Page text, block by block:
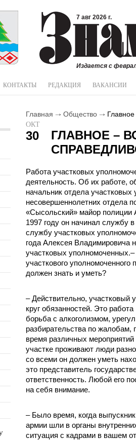
7 авг 2026 г.
Издается с
КОНТАКТЫ РЕДАКЦИЯ ВАКАНСИИ
Главная Общество
ОКТ
30
ГЛАВНОЕ –
Работа участковых
деятельность. Об их работе,
начальник отдела
несовершеннолетних
«Сысольский» майор
1997 году он начинал службу
службу участковых
года Алексея Владимировича
участковых
участкового уполномоченного
должен знать и уметь?
– Действительно, участковый
круг обязанностей. Это
борьба с алкоголизмом,
разбирательства по жалобам,
время различных
участке проживают люди
со всеми он должен уметь
это представитель
ответственность. Любой его
на себя внимание.
– Было время, когда
армии шли в органы
ситуация с кадрами в вашем